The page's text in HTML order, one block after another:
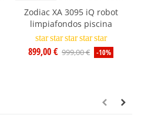
Zodiac XA 3095 iQ robot
limpiafondos piscina
star star star star star
899,00 € 999,00 € -10%